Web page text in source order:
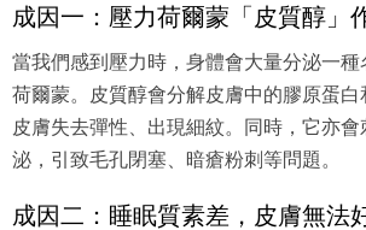
成因一：壓力荷爾蒙「皮質醇」
當我們感到壓力時，身體會大量分泌一種
荷爾蒙。皮質醇會分解皮膚中的膠原蛋
皮膚失去彈性、出現細紋。同時，它亦
泌，引致毛孔閉塞、暗瘡粉刺等問題。
成因二：睡眠質素差，皮膚無法